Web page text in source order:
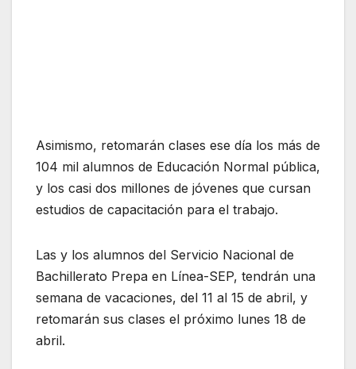
Asimismo, retomarán clases ese día los más de
104 mil alumnos de Educación Normal pública,
y los casi dos millones de jóvenes que cursan
estudios de capacitación para el trabajo.
Las y los alumnos del Servicio Nacional de
Bachillerato Prepa en Línea-SEP, tendrán una
semana de vacaciones, del 11 al 15 de abril, y
retomarán sus clases el próximo lunes 18 de
abril.